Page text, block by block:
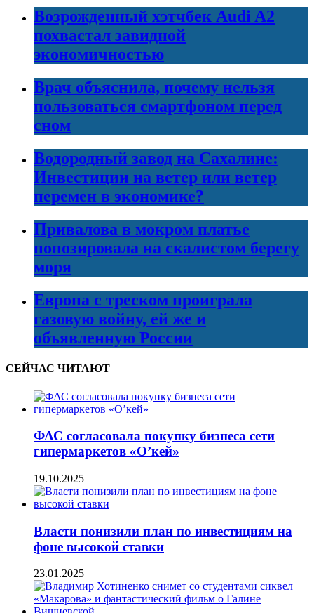
Возрожденный хэтчбек Audi A2
похвастал завидной
экономичностью
Врач объяснила, почему нельзя
пользоваться смартфоном перед
сном
Водородный завод на Сахалине:
Инвестиции на ветер или ветер
перемен в экономике?
Привалова в мокром платье
попозировала на скалистом берегу
моря
Европа с треском проиграла
газовую войну, ей же и
объявленную России
СЕЙЧАС ЧИТАЮТ
ФАС согласовала покупку бизнеса сети
гипермаркетов «О’кей»
19.10.2025
Власти понизили план по инвестициям на
фоне высокой ставки
23.01.2025